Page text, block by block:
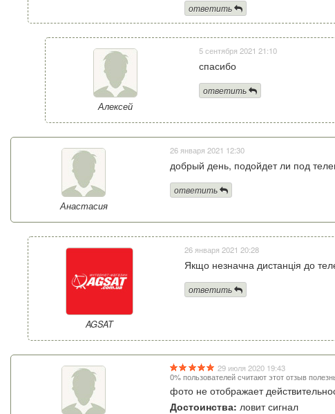
ответить
Алексей
5 сентября 2021 21:10
спасибо
ответить
Анастасия
26 января 2021 12:30
добрый день, подойдет ли под
ответить
AGSAT
26 января 2021 20:28
Якщо незначна дистанція до
ответить
29 июля 2020 19:43
0% пользователей считают этот отзыв
фото не отображает
Достоинства: ловит сигнал